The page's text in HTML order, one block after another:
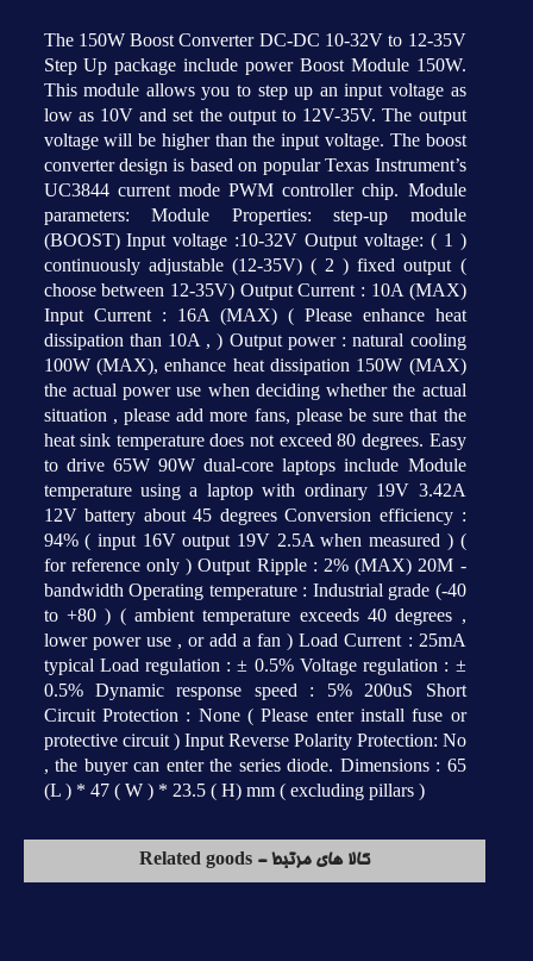
The 150W Boost Converter DC-DC 10-32V to 12-35V
Step Up package include power Boost Module 150W.
This module allows you to step up an input voltage as
low as 10V and set the output to 12V-35V. The output
voltage will be higher than the input voltage. The boost
converter design is based on popular Texas Instrument’s
UC3844 current mode PWM controller chip. Module
parameters: Module Properties: step-up module
(BOOST) Input voltage :10-32V Output voltage: ( 1 )
continuously adjustable (12-35V) ( 2 ) fixed output (
choose between 12-35V) Output Current : 10A (MAX)
Input Current : 16A (MAX) ( Please enhance heat
dissipation than 10A , ) Output power : natural cooling
100W (MAX), enhance heat dissipation 150W (MAX)
the actual power use when deciding whether the actual
situation , please add more fans, please be sure that the
heat sink temperature does not exceed 80 degrees. Easy
to drive 65W 90W dual-core laptops include Module
temperature using a laptop with ordinary 19V 3.42A
12V battery about 45 degrees Conversion efficiency :
94% ( input 16V output 19V 2.5A when measured ) (
for reference only ) Output Ripple : 2% (MAX) 20M -
bandwidth Operating temperature : Industrial grade (-40
to +80 ) ( ambient temperature exceeds 40 degrees ,
lower power use , or add a fan ) Load Current : 25mA
typical Load regulation : ± 0.5% Voltage regulation : ±
0.5% Dynamic response speed : 5% 200uS Short
Circuit Protection : None ( Please enter install fuse or
protective circuit ) Input Reverse Polarity Protection: No
, the buyer can enter the series diode. Dimensions : 65
(L ) * 47 ( W ) * 23.5 ( H) mm ( excluding pillars )
کالا های مرتبط - Related goods